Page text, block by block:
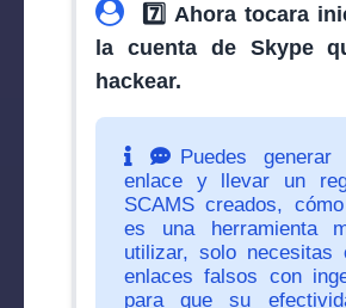
7️⃣ Ahora tocara
la cuenta de Skype
hackear.
Puedes
enlace y llevar un
SCAMS creados,
es una herramienta
utilizar, solo necesitas
enlaces falsos con
para que su